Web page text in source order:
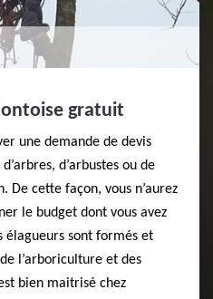
gratuit
une demande de devis
d’arbustes ou de
De cette façon, vous n’aurez
le budget dont vous avez
élagueurs sont formés et
l’arboriculture et des
bien maitrisé chez